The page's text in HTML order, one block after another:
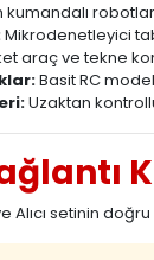
kumandalı
Mikrodenetleyici
araç ve tekne
Basit RC
Uzaktan
Alıcı setinin